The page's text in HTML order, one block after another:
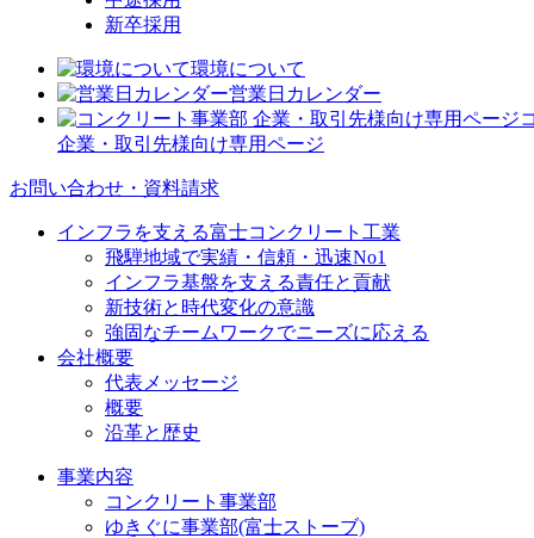
新卒採用
環境について
営業日カレンダー
企業・取引先様向け専用ページ
お問い合わせ・資料請求
インフラを支える富士コンクリート工業
飛騨地域で実績・信頼・迅速No1
インフラ基盤を支える責任と貢献
新技術と時代変化の意識
強固なチームワークでニーズに応える
会社概要
代表メッセージ
概要
沿革と歴史
事業内容
コンクリート事業部
ゆきぐに事業部(富士ストーブ)